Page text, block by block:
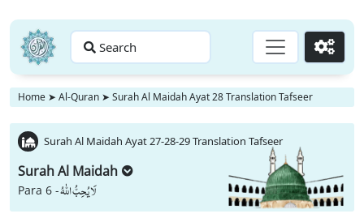
Search Go
Home ➤ Al-Quran ➤ Surah Al Maidah Ayat 28 Translation Tafseer
Surah Al Maidah Ayat 27-28-29 Translation Tafseer
Surah Al Maidah
Para 6 -لَا یُحِبُّ اللّٰهُ